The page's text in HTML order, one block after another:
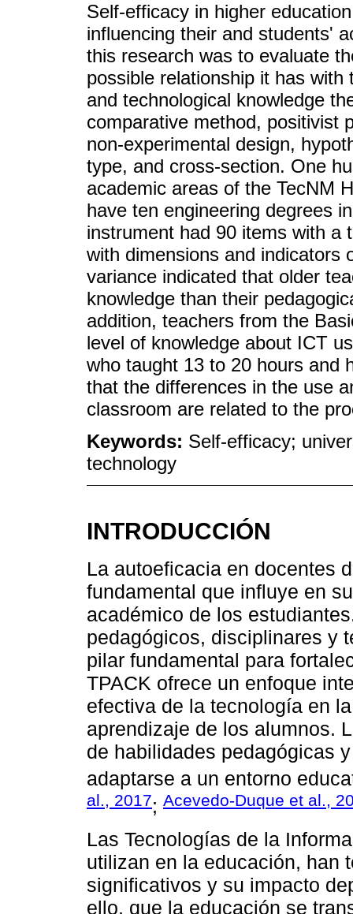
Self-efficacy in higher
influencing their and students'
this research was to evaluate
possible relationship it has
and technological knowledge
comparative method, positivist
non-experimental design,
type, and cross-section. One
academic areas of the TecNM
have ten engineering degrees
instrument had 90 items with a
with dimensions and indicators
variance indicated that older
knowledge than their
addition, teachers from the
level of knowledge about ICT
who taught 13 to 20 hours and
that the differences in the use
classroom are related to the
Keywords: Self-efficacy;
technology
INTRODUCCIÓN
La autoeficacia en docentes
fundamental que influye en
académico de los
pedagógicos, disciplinares y
pilar fundamental para
TPACK ofrece un enfoque
efectiva de la tecnología en
aprendizaje de los alumnos.
de habilidades pedagógicas
adaptarse a un entorno
al., 2017; Acevedo-Duque et al.,
Las Tecnologías de la
utilizan en la educación, han
significativos y su impacto
ello, que la educación se